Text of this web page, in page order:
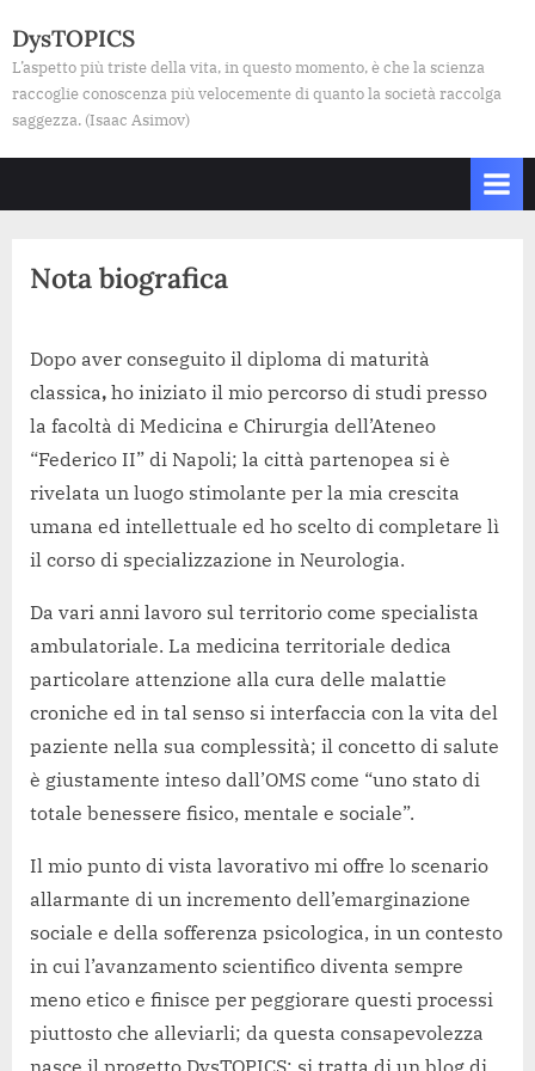
to
content
DysTOPICS
L’aspetto più triste della vita, in questo momento, è che la scienza
raccoglie conoscenza più velocemente di quanto la società raccolga
saggezza. (Isaac Asimov)
Nota biografica
Dopo aver conseguito il diploma di maturità
classica, ho iniziato il mio percorso di studi presso
la facoltà di Medicina e Chirurgia dell’Ateneo
“Federico II” di Napoli; la città partenopea si è
rivelata un luogo stimolante per la mia crescita
umana ed intellettuale ed ho scelto di completare lì
il corso di specializzazione in Neurologia.
Da vari anni lavoro sul territorio come specialista
ambulatoriale. La medicina territoriale dedica
particolare attenzione alla cura delle malattie
croniche ed in tal senso si interfaccia con la vita del
paziente nella sua complessità; il concetto di salute
è giustamente inteso dall’OMS come “uno stato di
totale benessere fisico, mentale e sociale”.
Il mio punto di vista lavorativo mi offre lo scenario
allarmante di un incremento dell’emarginazione
sociale e della sofferenza psicologica, in un contesto
in cui l’avanzamento scientifico diventa sempre
meno etico e finisce per peggiorare questi processi
piuttosto che alleviarli; da questa consapevolezza